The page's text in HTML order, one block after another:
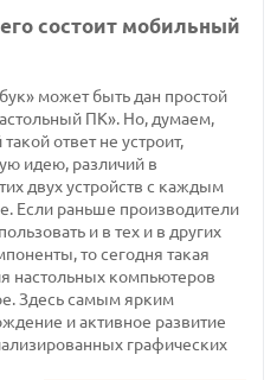
состоит мобильный
может быть дан простой
ПК». Но, думаем,
ответ не устроит,
идею, различий в
двух устройств с каждым
Если раньше производители
и в тех и в других
то сегодня такая
настольных компьютеров
Здесь самым ярким
и активное развитие
графических